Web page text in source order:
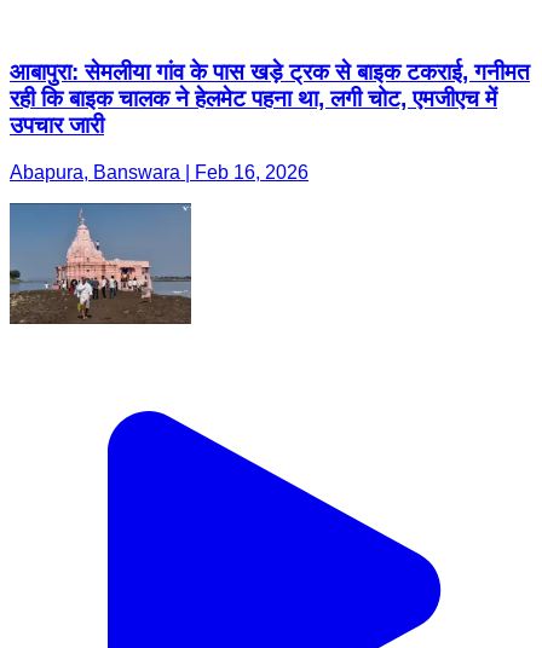
आबापुरा: सेमलीया गांव के पास खड़े ट्रक से बाइक टकराई, गनीमत
रही कि बाइक चालक ने हेलमेट पहना था, लगी चोट, एमजीएच में
उपचार जारी
Abapura, Banswara | Feb 16, 2026